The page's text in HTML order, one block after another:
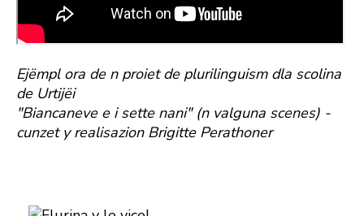
Ejëmpl ora de n proiet de plurilinguism dla scolina
de Urtijëi
"Biancaneve e i sette nani" (n valguna scenes) -
cunzet y realisazion Brigitte Perathoner